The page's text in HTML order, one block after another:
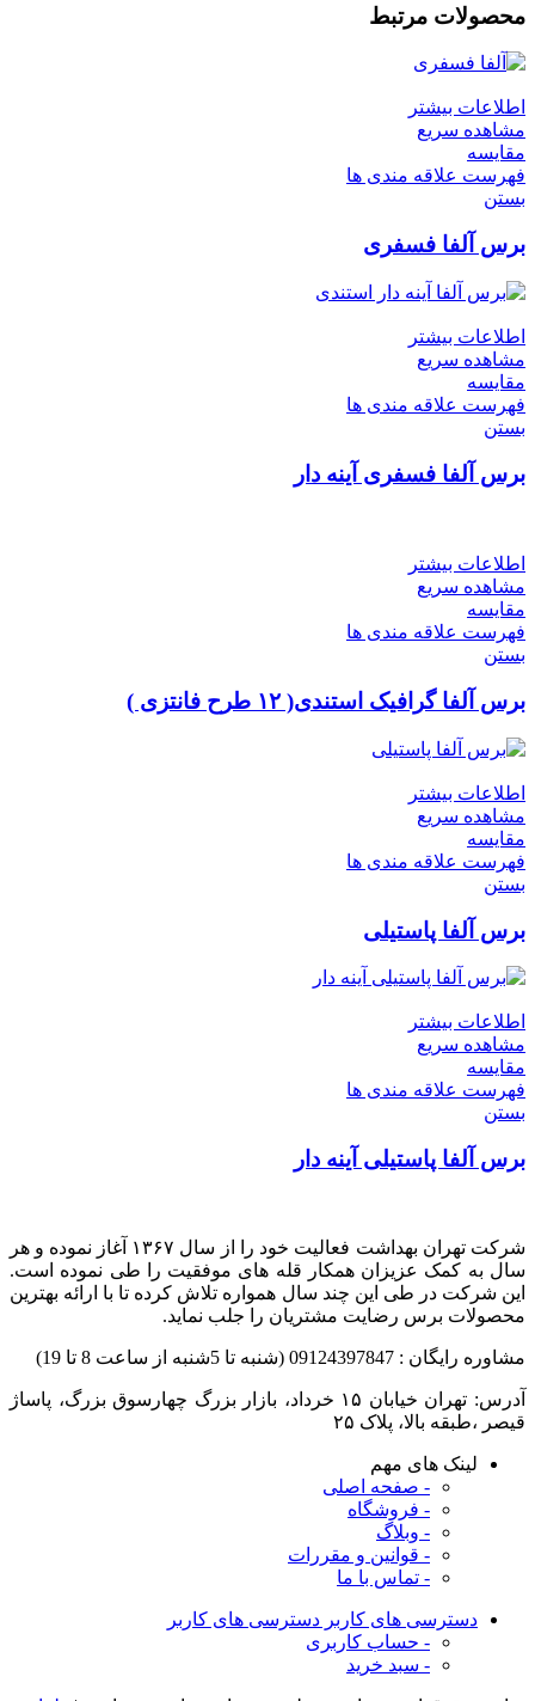
محصولات مرتبط
اطلاعات بیشتر
مشاهده سریع
مقایسه
فهرست علاقه مندی ها
بستن
برس آلفا فسفری
اطلاعات بیشتر
مشاهده سریع
مقایسه
فهرست علاقه مندی ها
بستن
برس آلفا فسفری آینه دار
اطلاعات بیشتر
مشاهده سریع
مقایسه
فهرست علاقه مندی ها
بستن
برس آلفا گرافیک استندی( ۱۲ طرح فانتزی )
اطلاعات بیشتر
مشاهده سریع
مقایسه
فهرست علاقه مندی ها
بستن
برس آلفا پاستیلی
اطلاعات بیشتر
مشاهده سریع
مقایسه
فهرست علاقه مندی ها
بستن
برس آلفا پاستیلی آینه دار
شرکت تهران بهداشت فعالیت خود را از سال ۱۳۶۷ آغاز نموده و هر
سال به کمک عزیزان همکار قله های موفقیت را طی نموده است.
این شرکت در طی این چند سال همواره تلاش کرده تا با ارائه بهترین
محصولات برس رضایت مشتریان را جلب نماید.
مشاوره رایگان : 09124397847 (شنبه تا 5شنبه از ساعت 8 تا 19)
قیصر ،طبقه بالا، پلاک ۲۵
لینک های مهم
- صفحه اصلی
- فروشگاه
- وبلاگ
- قوانین و مقررات
- تماس با ما
دسترسی های کاربر دسترسی های کاربر
- حساب کاربری
- سبد خرید